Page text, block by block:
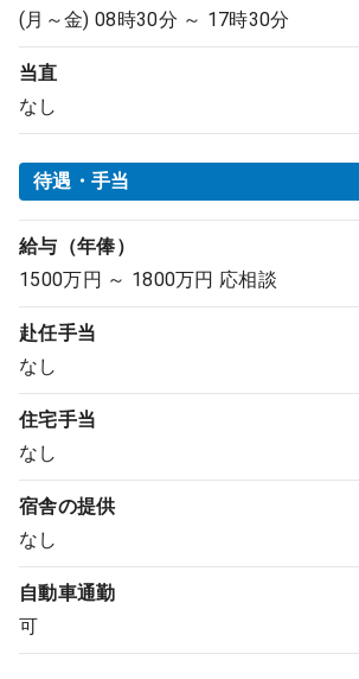
(月～金) 08時30分 ～ 17時30分
当直
なし
待遇・手当
給与（年俸）
1500万円 ～ 1800万円 応相談
赴任手当
なし
住宅手当
なし
宿舎の提供
なし
自動車通勤
可